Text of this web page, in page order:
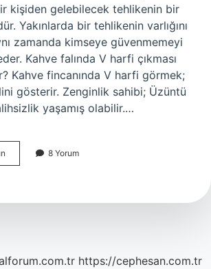
kişiden gelebilecek tehlikenin bir
Yakınlarda bir tehlikenin varlığını
zamanda kimseye güvenmemeyi
Kahve falında V harfi çıkması
Kahve fincanında V harfi görmek;
gösterir. Zenginlik sahibi; Üzüntü
yaşamış olabilir.…
Şeytan
Demek
8 Yorum
https://cephesan.com.tr